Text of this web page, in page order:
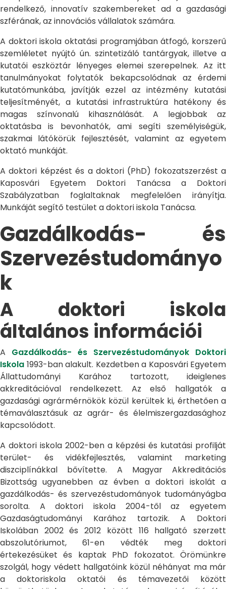
rendelkező, innovatív szakembereket ad a gazdasági
szférának, az innovációs vállalatok számára.
A doktori iskola oktatási programjában átfogó, korszerű
szemléletet nyújtó ún. szintetizáló tantárgyak, illetve a
kutatói eszköztár lényeges elemei szerepelnek. Az itt
tanulmányokat folytatók bekapcsolódnak az érdemi
kutatómunkába, javítják ezzel az intézmény kutatási
teljesítményét, a kutatási infrastruktúra hatékony és
magas színvonalú kihasználását. A legjobbak az
oktatásba is bevonhatók, ami segíti személyiségük,
szakmai látókörük fejlesztését, valamint az egyetem
oktató munkáját.
A doktori képzést és a doktori (PhD) fokozatszerzést a
Kaposvári Egyetem Doktori Tanácsa a Doktori
Szabályzatban foglaltaknak megfelelően irányítja.
Munkáját segítő testület a doktori iskola Tanácsa.
Gazdálkodás- és
Szervezéstudományo
k
A doktori iskola
általános információi
A Gazdálkodás- és Szervezéstudományok Doktori
Iskola 1993-ban alakult. Kezdetben a Kaposvári Egyetem
Állattudományi Karához tartozott, ideiglenes
akkreditációval rendelkezett. Az első hallgatók a
gazdasági agrármérnökök közül kerültek ki, érthetően a
témaválasztásuk az agrár- és élelmiszergazdasághoz
kapcsolódott.
A doktori iskola 2002-ben a képzési és kutatási profilját
terület- és vidékfejlesztés, valamint marketing
diszciplínákkal bővítette. A Magyar Akkreditációs
Bizottság ugyanebben az évben a doktori iskolát a
gazdálkodás- és szervezéstudományok tudományágba
sorolta. A doktori iskola 2004-től az egyetem
Gazdaságtudományi Karához tartozik. A Doktori
Iskolában 2002 és 2012 között 116 hallgató szerzett
abszolutóriumot, 61-en védték meg doktori
értekezésüket és kaptak PhD fokozatot. Örömünkre
szolgál, hogy védett hallgatóink közül néhányat ma már
a doktoriskola oktatói és témavezetői között